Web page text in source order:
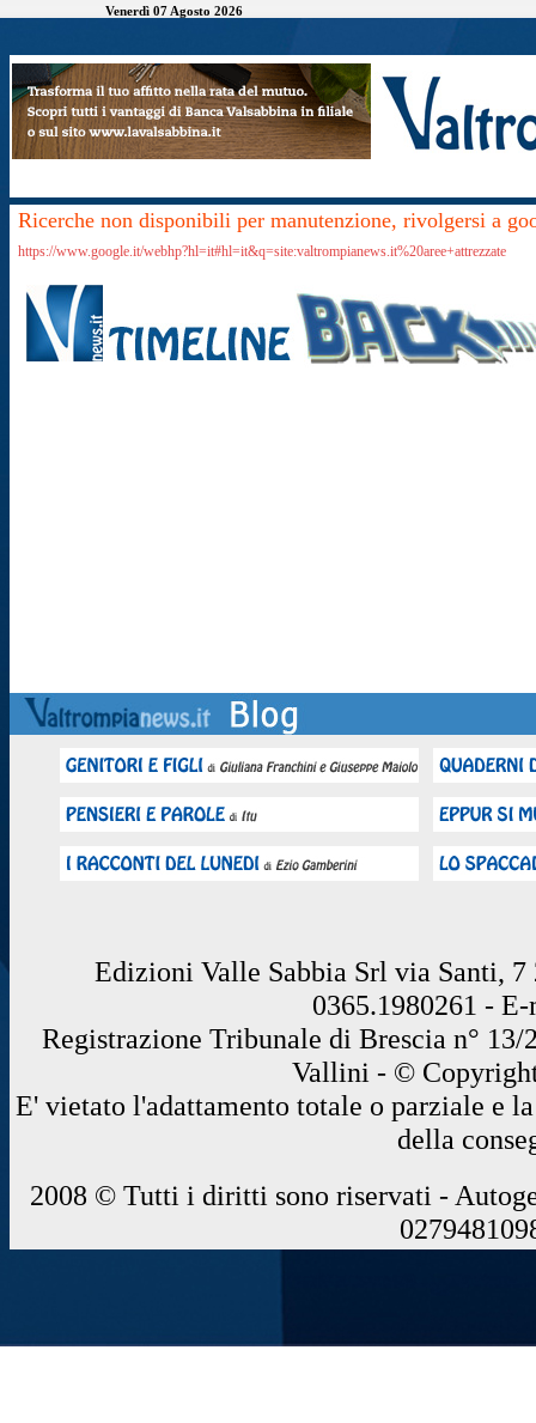
Venerdì 07 Agosto 2026
Ricerche non disponibili per manutenzione, rivolgersi a
https://www.google.it/webhp?hl=it#hl=it&q=site:valtrompianews.it%20aree+attrezzate
Edizioni Valle Sabbia Srl via Santi, 7
0365.1980261 -
Registrazione Tribunale di Brescia n°
Vallini - ©
E' vietato l'adattamento totale o parziale e
della
2008 © Tutti i diritti sono riservati -